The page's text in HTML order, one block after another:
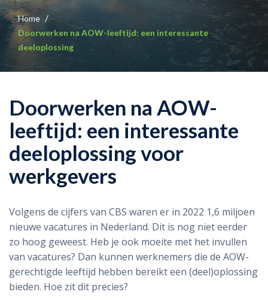
Home
Doorwerken na AOW-leeftijd: een interessante
deeloplossing
Doorwerken na AOW-
leeftijd: een interessante
deeloplossing voor
werkgevers
Volgens de cijfers van CBS waren er in 2022 1,6 miljoen
nieuwe vacatures in Nederland. Dit is nog niet eerder
zo hoog geweest. Heb je ook moeite met het invullen
van vacatures? Dan kunnen werknemers die de AOW-
gerechtigde leeftijd hebben bereikt een (deel)oplossing
bieden. Hoe zit dit precies?